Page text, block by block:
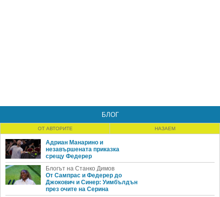
БЛОГ
ОТ АВТОРИТЕ НАЗАЕМ
Адриан Манарино и
незавършената приказка
срещу Федерер
Блогът на Станко Димов
От Сампрас и Федерер до
Джокович и Синер: Уимбълдън
през очите на Серина